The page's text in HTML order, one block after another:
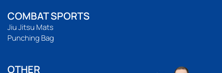
COMBAT SPORTS
Jiu Jitsu Mats
Punching Bag
OTHER